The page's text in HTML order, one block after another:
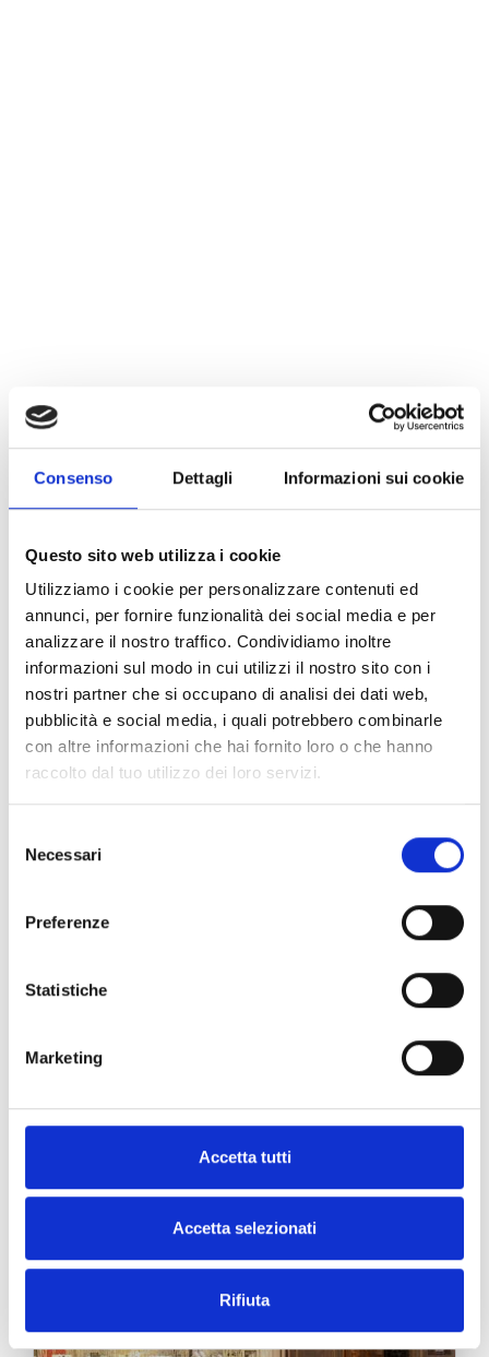
Consenso Dettagli Informazioni sui cookie
Questo sito web utilizza i cookie
Utilizziamo i cookie per personalizzare contenuti ed
annunci, per fornire funzionalità dei social media e per
analizzare il nostro traffico. Condividiamo inoltre
informazioni sul modo in cui utilizzi il nostro sito con i
nostri partner che si occupano di analisi dei dati web,
pubblicità e social media, i quali potrebbero combinarle
con altre informazioni che hai fornito loro o che hanno
raccolto dal tuo utilizzo dei loro servizi.
delNecessari
Preferenze
Statistiche
Marketing
Accetta tutti
Accetta selezionati
Rifiuta